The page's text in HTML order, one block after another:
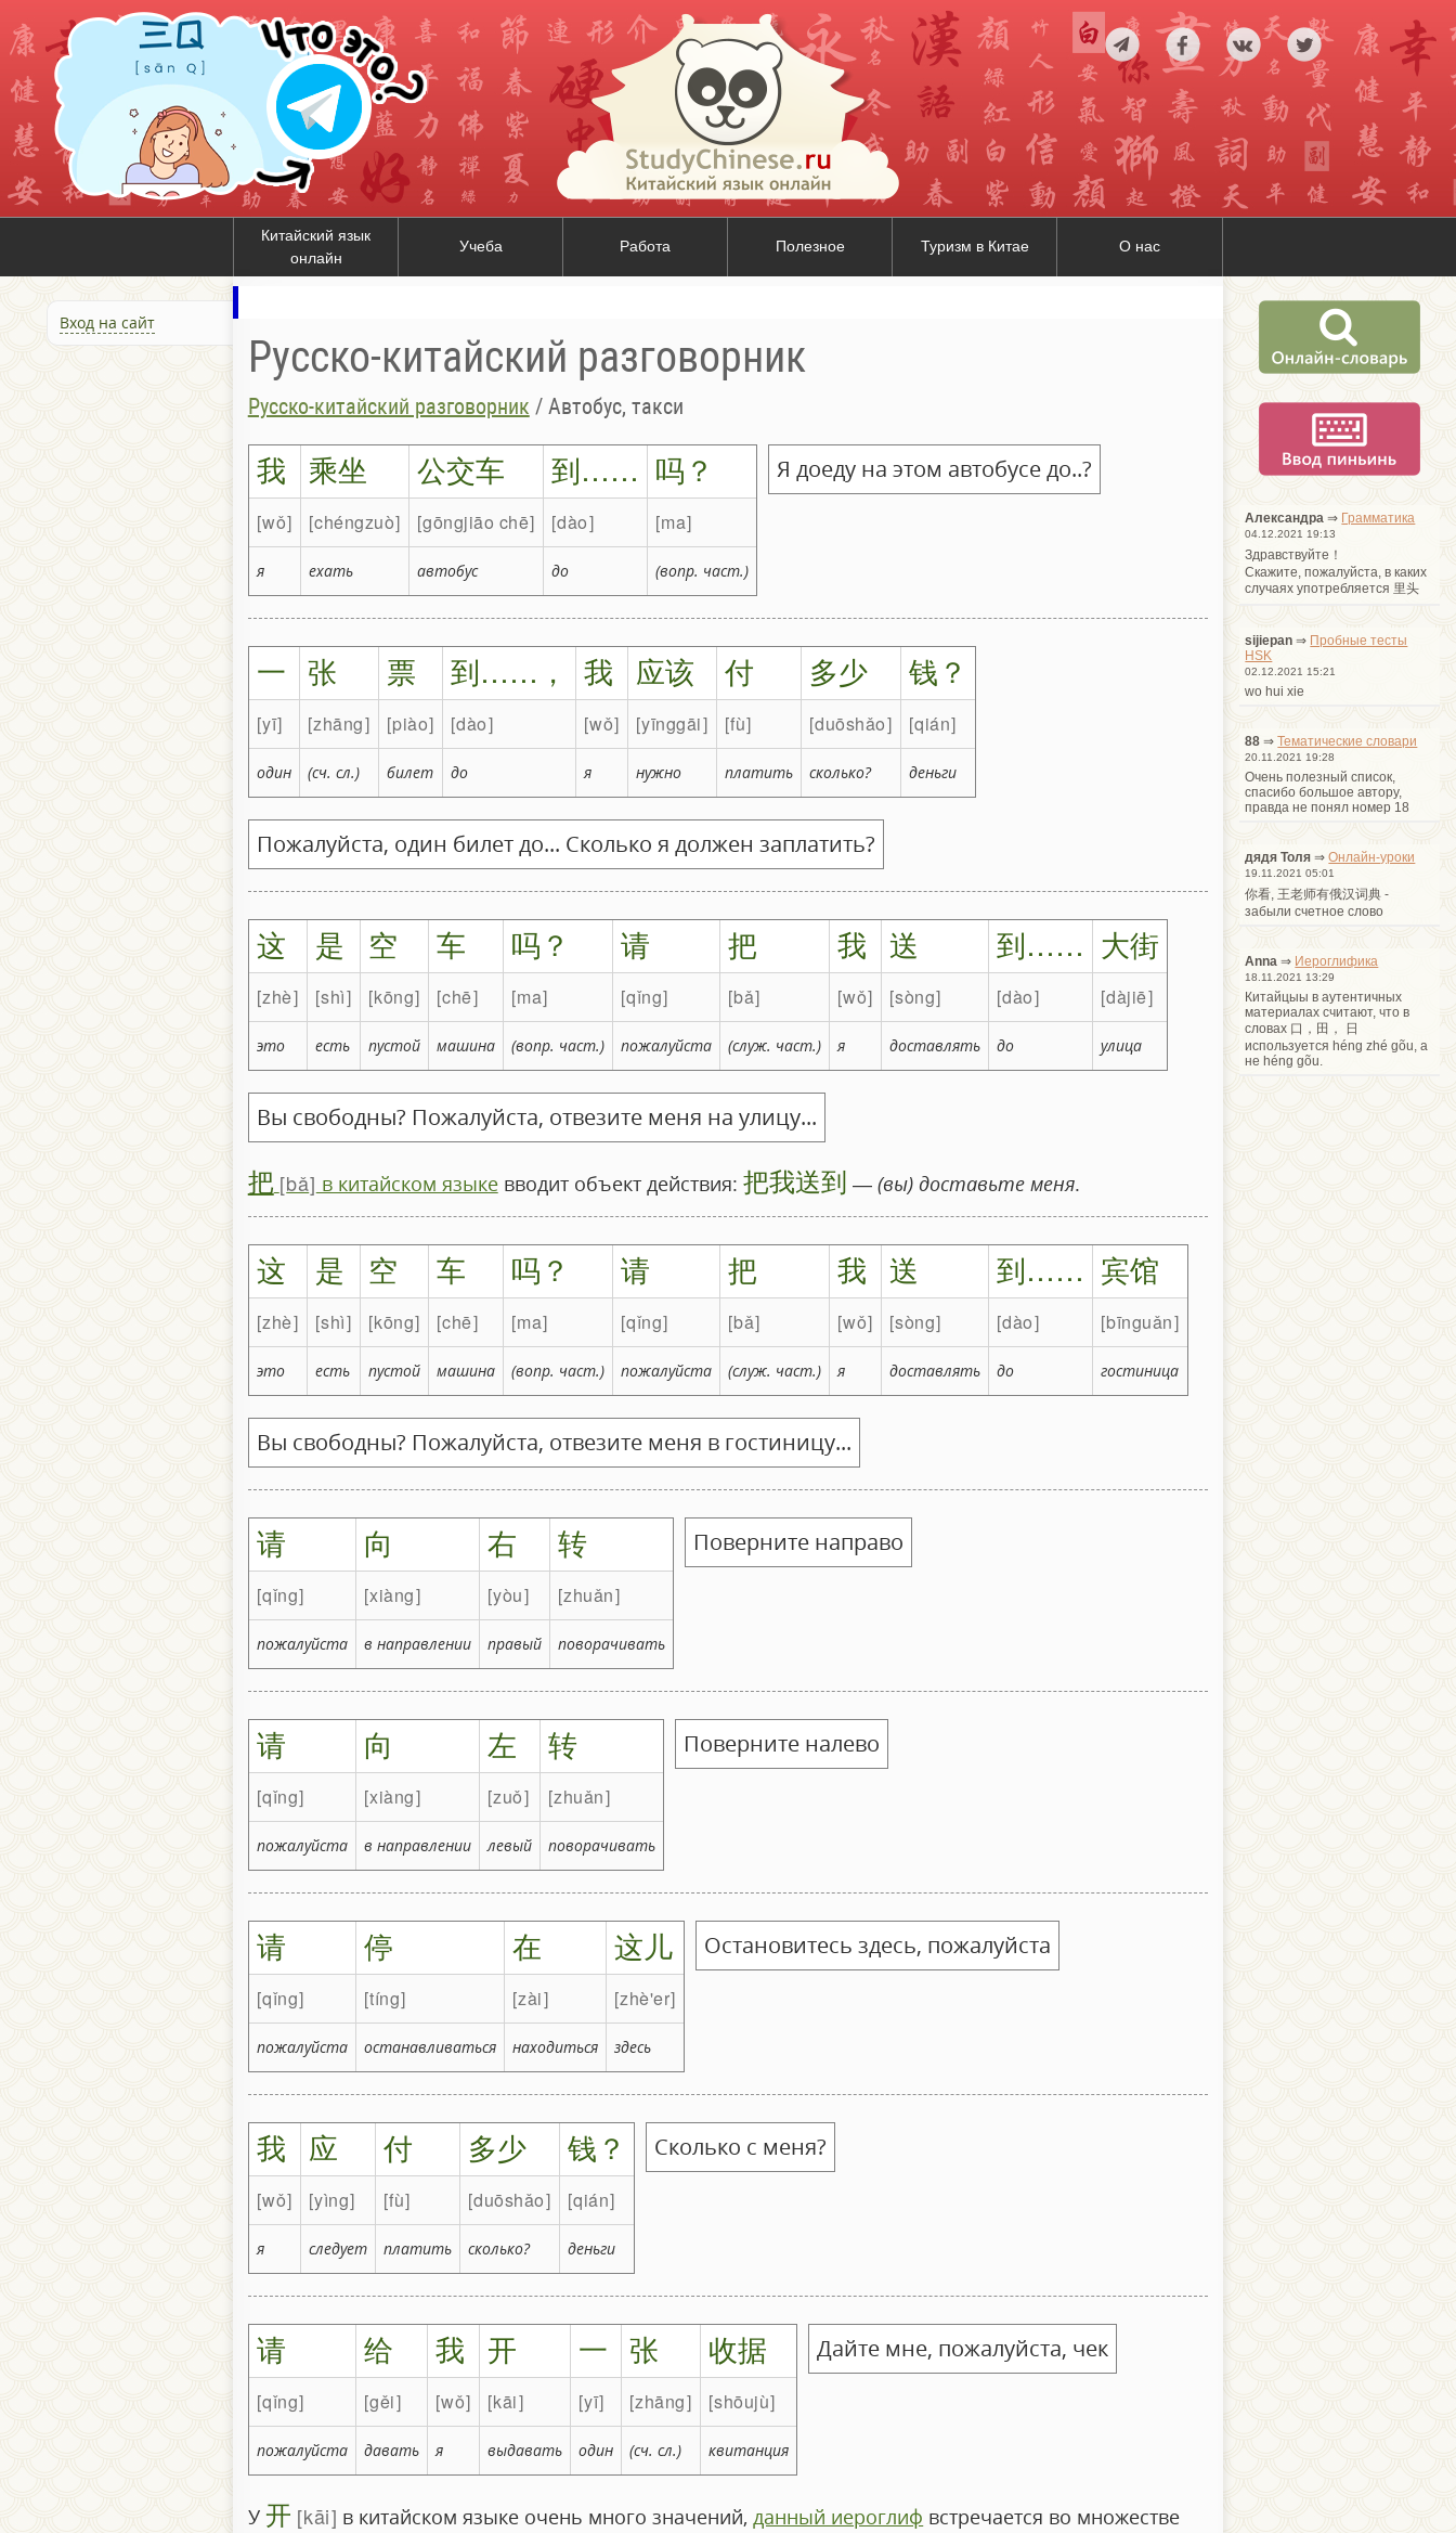
Китайский язык
онлайн
Учеба Работа Полезное Туризм в Китае О нас
Вход на сайт
Русско-китайский разговорник
Русско-китайский разговорник / Автобус, такси
我 乘坐 公交车 到…… 吗？
wǒ chéngzuò gōngjiāo chē dào ma
я ехать автобус до (вопр. част.)
Я доеду на этом автобусе до..?
一 张 票 到……， 我 应该 付 多少 钱？
yī zhāng piào dào wǒ yīnggāi fù duōshǎo qián
один (сч. сл.) билет до я нужно платить сколько? деньги
Пожалуйста, один билет до... Сколько я должен заплатить?
这 是 空 车 吗？ 请 把 我 送 到…… 大街
zhè shì kōng chē ma qǐng bǎ wǒ sòng dào dàjiē
это есть пустой машина (вопр. част.) пожалуйста (служ. част.) я доставлять до улица
Вы свободны? Пожалуйста, отвезите меня на улицу...
把 bǎ в китайском языкевводит объект действия: 把我送到 — (вы) доставьте меня.
这 是 空 车 吗？ 请 把 我 送 到…… 宾馆
zhè shì kōng chē ma qǐng bǎ wǒ sòng dào bīnguǎn
это есть пустой машина (вопр. част.) пожалуйста (служ. част.) я доставлять до гостиница
Вы свободны? Пожалуйста, отвезите меня в гостиницу...
请 向 右 转
qǐng xiàng yòu zhuǎn
пожалуйста в направлении правый поворачивать
Поверните направо
请 向 左 转
qǐng xiàng zuǒ zhuǎn
пожалуйста в направлении левый поворачивать
Поверните налево
请 停 在 这儿
qǐng tíng zài zhè'er
пожалуйста останавливаться находиться здесь
Остановитесь здесь, пожалуйста
我 应 付 多少 钱？
wǒ yìng fù duōshǎo qián
я следует платить сколько? деньги
Сколько с меня?
请 给 我 开 一 张 收据
qǐng gěi wǒ kāi yī zhāng shōujù
пожалуйста давать я выдавать один (сч. сл.) квитанция
Дайте мне, пожалуйста, чек
У 开 kāi в китайском языке очень много значений,данный иероглиф встречается во множестве
Александра ⇒ Грамматика
04.12.2021 19:13
Здравствуйте！
Cкажите, пожалуйста, в каких
случаях употребляется 里头
sijiepan ⇒ Пробные тесты
HSK
02.12.2021 15:21
wo hui xie
88 ⇒Тематические словари
20.11.2021 19:28
Очень полезный список,
спасибо большое автору,
правда не понял номер 18
дядя Толя ⇒Онлайн-уроки
19.11.2021 05:01
你看, 王老师有俄汉词典 -
забыли счетное слово
Anna ⇒ Иероглифика
18.11.2021 13:29
Китайцыы в аутентичных
материалах считают, что в
словах 口，田， 日
используется héng zhé gõu, а
не héng gõu.